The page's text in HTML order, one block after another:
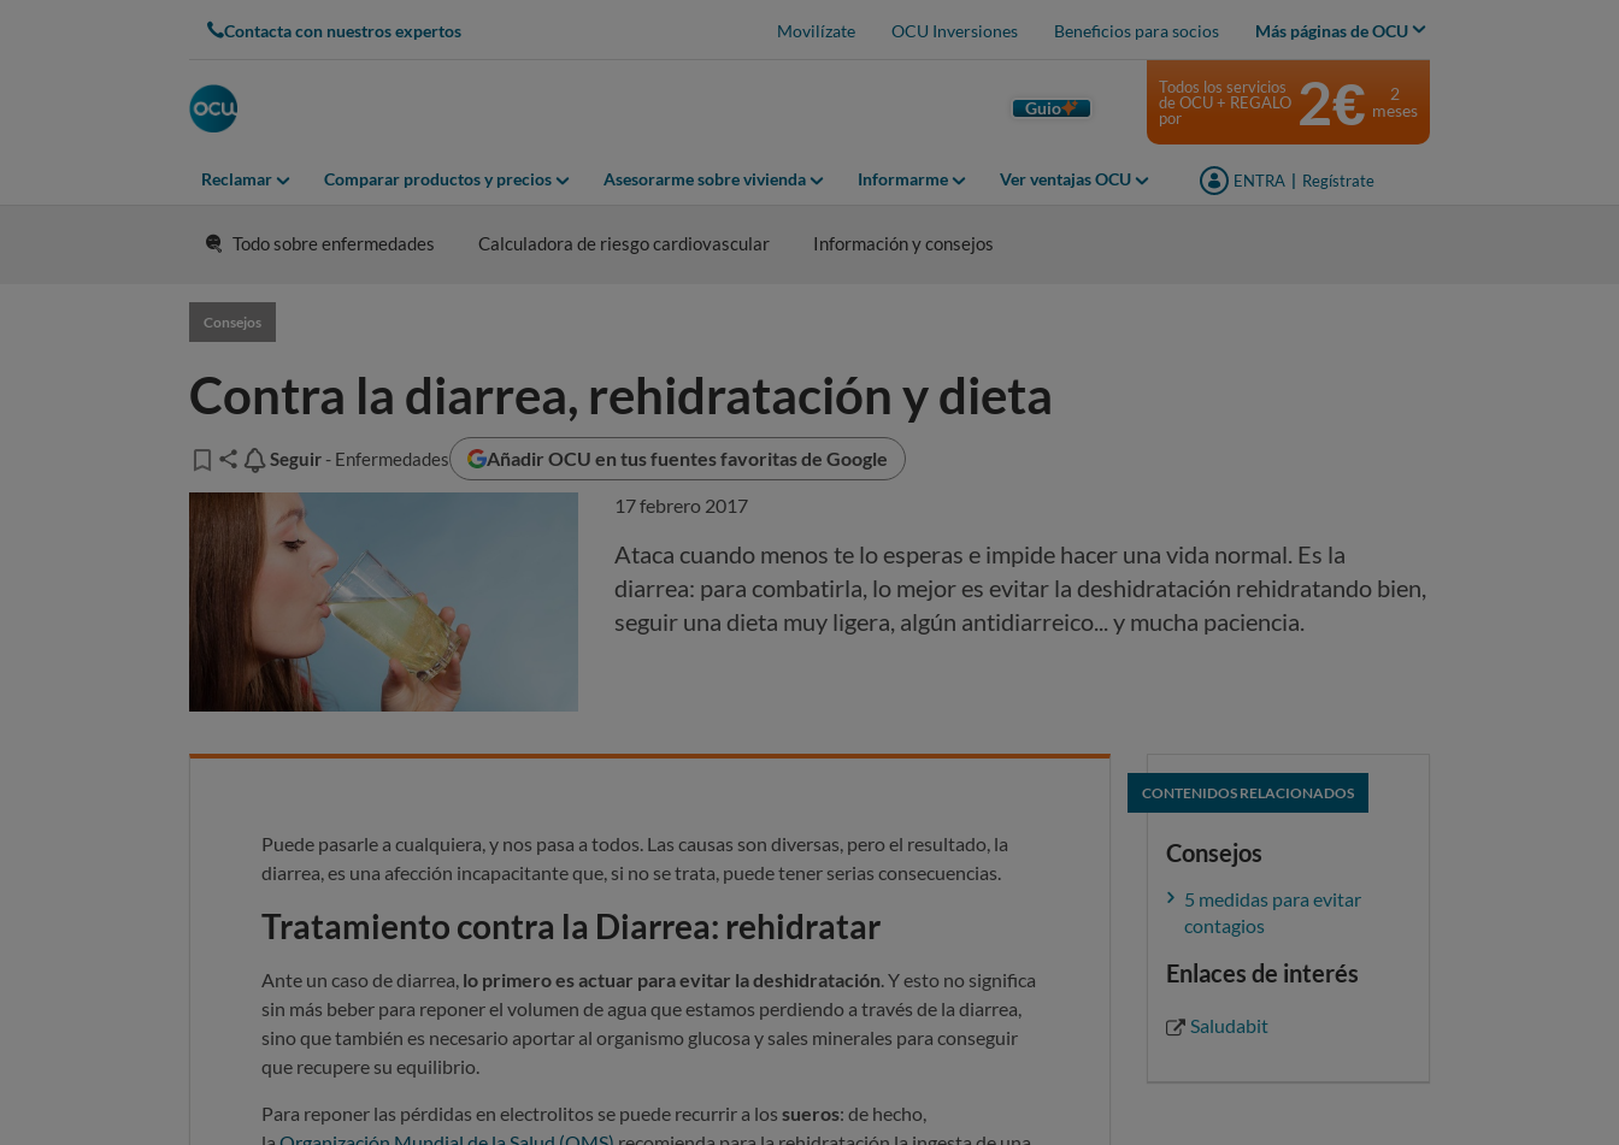
Contacta con nuestros expertos Movilízate OCU Inversiones Beneficios para socios Más páginas de OCU
Guio
Reclamar Comparar productos y precios Asesorarme sobre vivienda Informarme Ver ventajas OCU ENTRA Regístrate
Todos los servicios
de OCU + REGALO
por
2€
2
meses
Todo sobre enfermedades Calculadora de riesgo cardiovascular Información y consejos
Consejos
Contra la diarrea, rehidratación y dieta
Seguir
Seguir - Enfermedades Añadir OCU en tus fuentes favoritas de Google
17 febrero 2017
Ataca cuando menos te lo esperas e impide hacer una vida normal. Es la
diarrea: para combatirla, lo mejor es evitar la deshidratación rehidratando bien,
seguir una dieta muy ligera, algún antidiarreico... y mucha paciencia.
Puede pasarle a cualquiera, y nos pasa a todos. Las causas son diversas, pero el resultado, la
diarrea, es una afección incapacitante que, si no se trata, puede tener serias consecuencias.
Tratamiento contra la Diarrea: rehidratar
Ante un caso de diarrea, lo primero es actuar para evitar la deshidratación . Y esto no significa
sin más beber para reponer el volumen de agua que estamos perdiendo a través de la diarrea,
sino que también es necesario aportar al organismo glucosa y sales minerales para conseguir
que recupere su equilibrio.
Para reponer las pérdidas en electrolitos se puede recurrir a los sueros: de hecho,
CONTENIDOS RELACIONADOS
Consejos
5 medidas para evitar
contagios
Enlaces de interés
Saludabit